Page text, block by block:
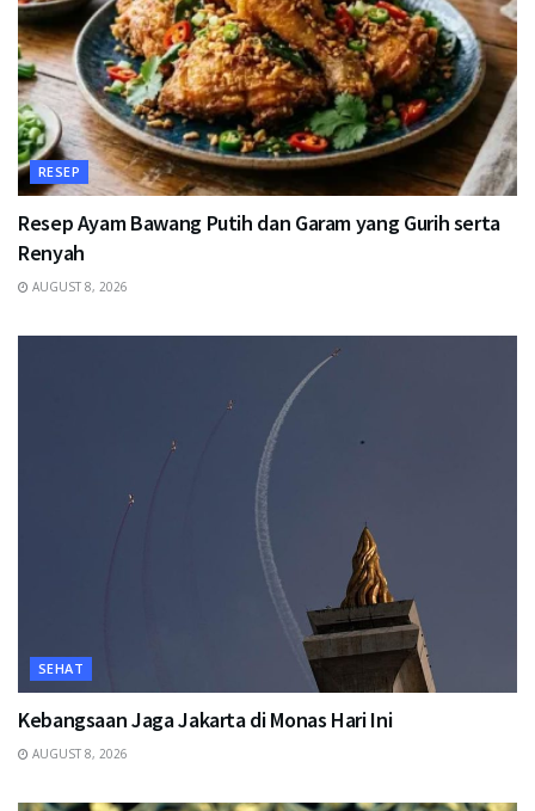
RESEP
Resep Ayam Bawang Putih dan Garam yang Gurih serta
Renyah
AUGUST 8, 2026
SEHAT
Kebangsaan Jaga Jakarta di Monas Hari Ini
AUGUST 8, 2026